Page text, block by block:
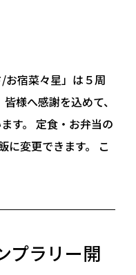
お宿菜々星」は５周
様へ感謝を込めて、
す。 定食・お弁当の
に変更できます。 こ
プラリー開